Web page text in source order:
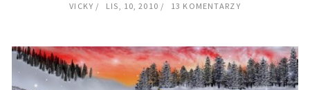
VICKY LIS, 10, 2010 13 KOMENTARZY